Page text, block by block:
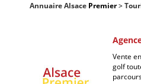
Annuaire Alsace Premier>
Vente
golf